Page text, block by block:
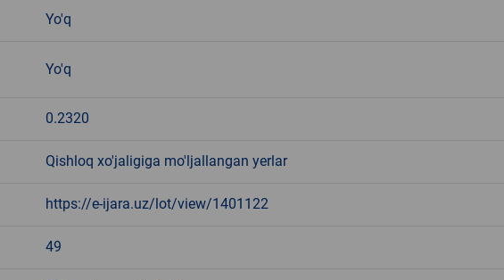
Yo'q
Yo'q
0.2320
Qishloq xo'jaligiga mo'ljallangan yerlar
https://e-ijara.uz/lot/view/1401122
49